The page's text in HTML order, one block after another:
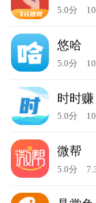
5.0分
悠哈
5.0分
时时赚
5.0分
微帮
5.0分